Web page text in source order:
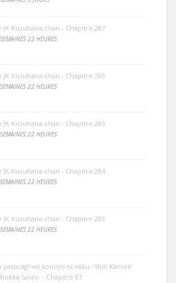
JK Kuzuhana-chan - Chapitre 287
22 HEURES
JK Kuzuhana-chan - Chapitre 286
22 HEURES
JK Kuzuhana-chan - Chapitre 285
22 HEURES
JK Kuzuhana-chan - Chapitre 284
22 HEURES
JK Kuzuhana-chan - Chapitre 283
22 HEURES
yasuragi wa konoyo ni naku -Shin Kamen
Saido- - Chapitre 87